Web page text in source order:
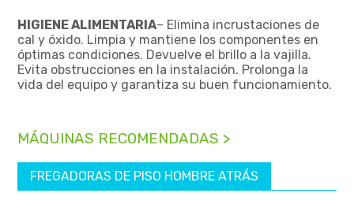
HIGIENE ALIMENTARIA– Elimina incrustaciones de
cal y óxido. Limpia y mantiene los componentes en
óptimas condiciones. Devuelve el brillo a la vajilla.
Evita obstrucciones en la instalación. Prolonga la
vida del equipo y garantiza su buen funcionamiento.
MÁQUINAS RECOMENDADAS >
FREGADORAS DE PISO HOMBRE ATRÁS